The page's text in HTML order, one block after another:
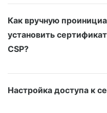
Как вручную
установить
CSP?
Настройка доступа к